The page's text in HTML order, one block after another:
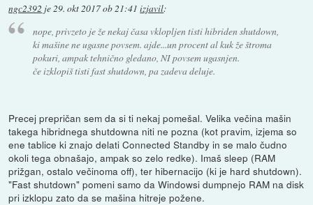
ngc2392 je 29. okt 2017 ob 21:41 izjavil:
nope, privzeto je že nekaj časa vklopljen tisti hibriden shutdown,
ki mašine ne ugasne povsem. ajde...un procent al kuk že štroma
pokuri, ampak tehnično gledano, NI povsem ugasnjen.
če izklopiš tisti fast shutdown, pa zadeva deluje.
Precej prepričan sem da si ti nekaj pomešal. Velika večina mašin
takega hibridnega shutdowna niti ne pozna (kot pravim, izjema so
ene tablice ki znajo delati Connected Standby in se malo čudno
okoli tega obnašajo, ampak so zelo redke). Imaš sleep (RAM
prižgan, ostalo večinoma off), ter hibernacijo (ki je hard shutdown).
"Fast shutdown" pomeni samo da Windowsi dumpnejo RAM na disk
pri izklopu zato da se mašina hitreje požene.